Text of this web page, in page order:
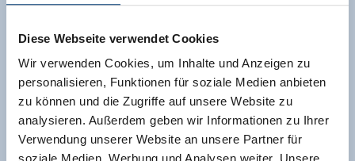
Diese Webseite verwendet Cookies
Wir verwenden Cookies, um Inhalte und Anzeigen zu
personalisieren, Funktionen für soziale Medien anbieten
zu können und die Zugriffe auf unsere Website zu
analysieren. Außerdem geben wir Informationen zu Ihrer
Verwendung unserer Website an unsere Partner für